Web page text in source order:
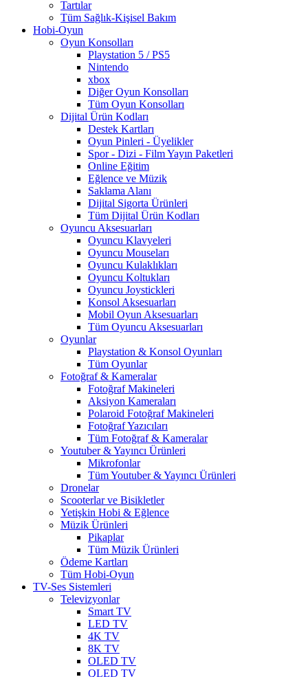
Tartılar
Tüm Sağlık-Kişisel Bakım
Hobi-Oyun
Oyun Konsolları
Playstation 5 / PS5
Nintendo
xbox
Diğer Oyun Konsolları
Tüm Oyun Konsolları
Dijital Ürün Kodları
Destek Kartları
Oyun Pinleri - Üyelikler
Spor - Dizi - Film Yayın Paketleri
Online Eğitim
Eğlence ve Müzik
Saklama Alanı
Dijital Sigorta Ürünleri
Tüm Dijital Ürün Kodları
Oyuncu Aksesuarları
Oyuncu Klavyeleri
Oyuncu Mouseları
Oyuncu Kulaklıkları
Oyuncu Koltukları
Oyuncu Joystickleri
Konsol Aksesuarları
Mobil Oyun Aksesuarları
Tüm Oyuncu Aksesuarları
Oyunlar
Playstation & Konsol Oyunları
Tüm Oyunlar
Fotoğraf & Kameralar
Fotoğraf Makineleri
Aksiyon Kameraları
Polaroid Fotoğraf Makineleri
Fotoğraf Yazıcıları
Tüm Fotoğraf & Kameralar
Youtuber & Yayıncı Ürünleri
Mikrofonlar
Tüm Youtuber & Yayıncı Ürünleri
Dronelar
Scooterlar ve Bisikletler
Yetişkin Hobi & Eğlence
Müzik Ürünleri
Pikaplar
Tüm Müzik Ürünleri
Ödeme Kartları
Tüm Hobi-Oyun
TV-Ses Sistemleri
Televizyonlar
Smart TV
LED TV
4K TV
8K TV
OLED TV
QLED TV